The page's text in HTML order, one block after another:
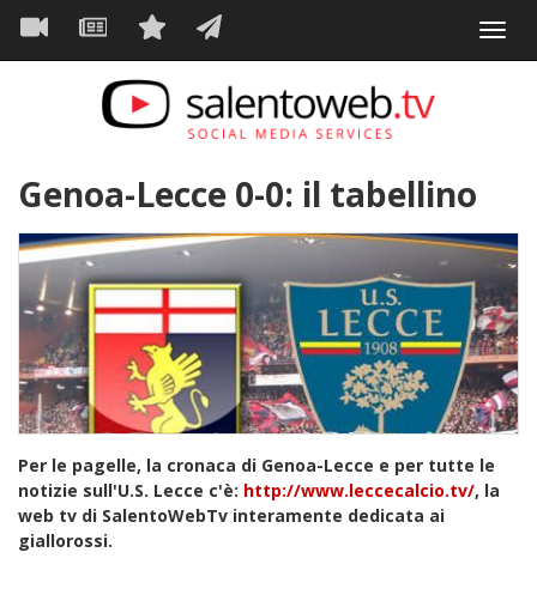
Salta
contenuto
Navigazione
principale
Genoa-Lecce 0-0: il tabellino
Per le pagelle, la cronaca di Genoa-Lecce e per tutte le
notizie sull'U.S. Lecce c'è: http://www.leccecalcio.tv/, la
web tv di SalentoWebTv interamente dedicata ai
giallorossi.